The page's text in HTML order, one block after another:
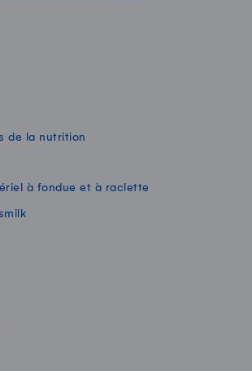
de la nutrition
à fondue et à raclette